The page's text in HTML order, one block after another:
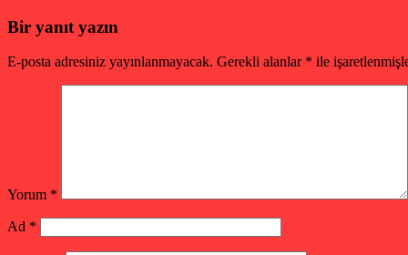
Bir yanıt yazın
E-posta adresiniz yayınlanmayacak. Gerekli alanlar * ile
Yorum *
Ad *